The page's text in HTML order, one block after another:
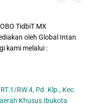
TidbiT MX
oleh Global Intan
kami melalui :
RW.4, Pd. Klp., Kec.
Khusus Ibukota